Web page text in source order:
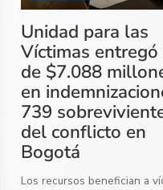
Unidad para las
Víctimas entregó
de $7.088
en
739
del conflicto en
Bogotá
Los recursos benefician a